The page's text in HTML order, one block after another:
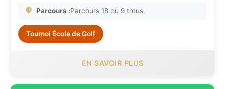
Parcours :Parcours 18 ou 9 trous
Tournoi École de Golf
EN SAVOIR PLUS